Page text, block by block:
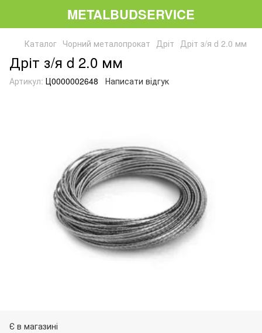
METALBUDSERVICE
Каталог Чорний металопрокат Дріт Дріт з/я d 2.0 мм
Дріт з/я d 2.0 мм
Артикул: Ц0000002648 Написати відгук
Є в магазині